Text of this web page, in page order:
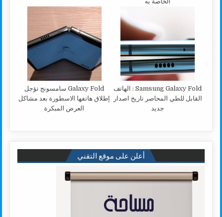
Samsung Galaxy Fold : الهاتف
القابل للطي المحاصر تاريخ اصدار
جديد
Galaxy Fold سامسونج تؤجل
إطلاق هاتفها الاسطورة بعد مشاكل
العرض المبكرة
أعلن على موقع التقني